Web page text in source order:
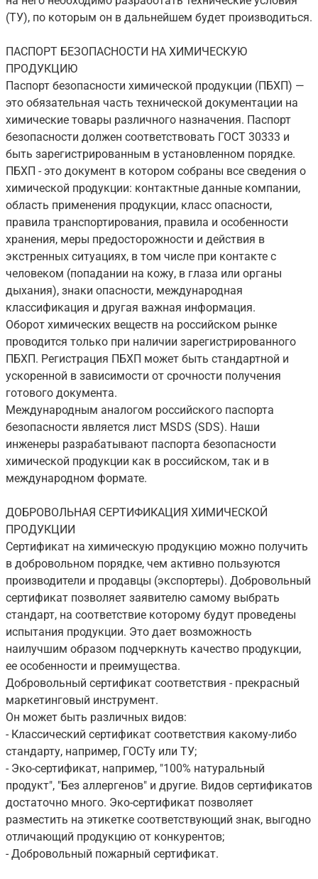
(ТУ), по которым он в дальнейшем будет производиться.
ПАСПОРТ БЕЗОПАСНОСТИ НА ХИМИЧЕСКУЮ
ПРОДУКЦИЮ
Паспорт безопасности химической продукции (ПБХП) —
это обязательная часть технической документации на
химические товары различного назначения. Паспорт
безопасности должен соответствовать ГОСТ 30333 и
быть зарегистрированным в установленном порядке.
ПБХП - это документ в котором собраны все сведения о
химической продукции: контактные данные компании,
область применения продукции, класс опасности,
правила транспортирования, правила и особенности
хранения, меры предосторожности и действия в
экстренных ситуациях, в том числе при контакте с
человеком (попадании на кожу, в глаза или органы
дыхания), знаки опасности, международная
классификация и другая важная информация.
Оборот химических веществ на российском рынке
проводится только при наличии зарегистрированного
ПБХП. Регистрация ПБХП может быть стандартной и
ускоренной в зависимости от срочности получения
готового документа.
Международным аналогом российского паспорта
безопасности является лист MSDS (SDS). Наши
инженеры разрабатывают паспорта безопасности
химической продукции как в российском, так и в
международном формате.
ДОБРОВОЛЬНАЯ СЕРТИФИКАЦИЯ ХИМИЧЕСКОЙ
ПРОДУКЦИИ
Сертификат на химическую продукцию можно получить
в добровольном порядке, чем активно пользуются
производители и продавцы (экспортеры). Добровольный
сертификат позволяет заявителю самому выбрать
стандарт, на соответствие которому будут проведены
испытания продукции. Это дает возможность
наилучшим образом подчеркнуть качество продукции,
ее особенности и преимущества.
Добровольный сертификат соответствия - прекрасный
маркетинговый инструмент.
Он может быть различных видов:
- Классический сертификат соответствия какому-либо
стандарту, например, ГОСТу или ТУ;
- Эко-сертификат, например, "100% натуральный
продукт", "Без аллергенов" и другие. Видов сертификатов
достаточно много. Эко-сертификат позволяет
разместить на этикетке соответствующий знак, выгодно
отличающий продукцию от конкурентов;
- Добровольный пожарный сертификат.